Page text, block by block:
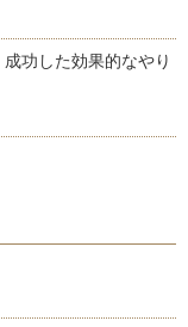
功した効果的なやり